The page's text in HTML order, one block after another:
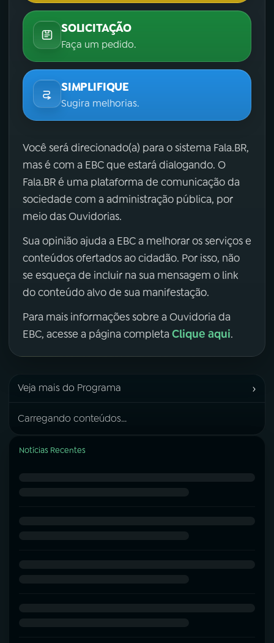
SOLICITAÇÃO
Faça um pedido.
SIMPLIFIQUE
Sugira melhorias.
Você será direcionado(a) para o sistema Fala.BR,
mas é com a EBC que estará dialogando. O
Fala.BR é uma plataforma de comunicação da
sociedade com a administração pública, por
meio das Ouvidorias.
Sua opinião ajuda a EBC a melhorar os serviços e
conteúdos ofertados ao cidadão. Por isso, não
se esqueça de incluir na sua mensagem o link
do conteúdo alvo de sua manifestação.
Para mais informações sobre a Ouvidoria da
EBC, acesse a página completa Clique aqui.
Veja mais do Programa ›
Carregando conteúdos...
Notícias Recentes